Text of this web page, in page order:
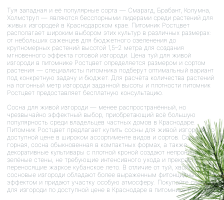
Туя западная и её популярные сорта — Смарагд, Брабант, Колумна,
Холмструп — являются бесспорными лидерами среди растений для
живых изгородей в Краснодарском крае. Питомник Ростцвет
располагает широким выбором этих культур в различных размерах:
от небольших саженцев для бюджетного озеленения до
крупномерных растений высотой 1,5–2 метра для создания
мгновенного эффекта готовой изгороди. Цена туй для живой
изгороди в питомнике Ростцвет определяется размером и сортом
растения — специалисты питомника подберут оптимальный вариант
под конкретную задачу и бюджет. Для расчёта количества растений
на погонный метр изгороди заданной высоты и плотности питомник
Ростцвет предоставляет бесплатную консультацию.
Сосна для живой изгороди — менее распространённый, но
чрезвычайно эффектный выбор, приобретающий всё большую
популярность среди владельцев частных домов в Краснодаре.
Питомник Ростцвет предлагает купить сосны для живой изгороди по
доступной цене в широком ассортименте видов и сортов. Сосна
горная, сосна обыкновенная в компактных формах, а также
декоративные культивары с плотной кроной создают непроницаемые
зелёные стены, не требующие интенсивного ухода и прекрасно
переносящие жаркое кубанское лето. В отличие от туй, хвойные
сосновые изгороди обладают более выраженным фитонцидным
эффектом и придают участку особую атмосферу. Покупайте сосны
для изгороди по доступной цене в Краснодаре в питомнике Ростцвет.